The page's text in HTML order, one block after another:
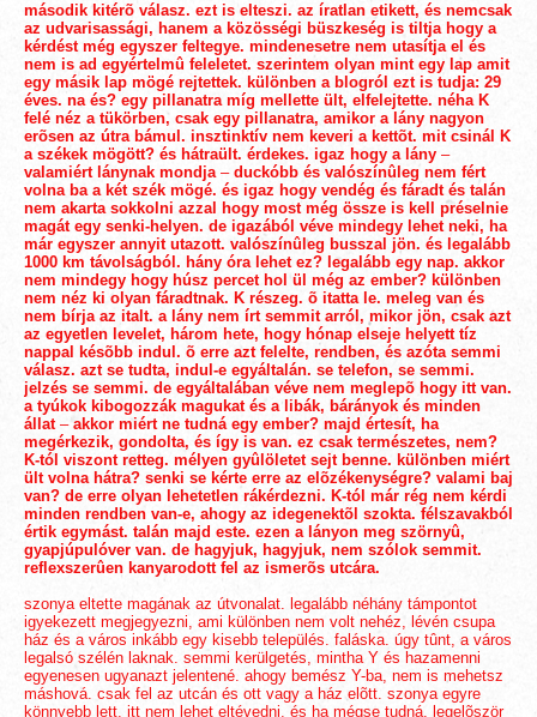
második kitérõ válasz. ezt is elteszi. az íratlan etikett, és nemcsak
az udvarisassági, hanem a közösségi büszkeség is tiltja hogy a
kérdést még egyszer feltegye. mindenesetre nem utasítja el és
nem is ad egyértelmû feleletet. szerintem olyan mint egy lap amit
egy másik lap mögé rejtettek. különben a blogról ezt is tudja: 29
éves. na és? egy pillanatra míg mellette ült, elfelejtette. néha K
felé néz a tükörben, csak egy pillanatra, amikor a lány nagyon
erõsen az útra bámul. insztinktív nem keveri a kettõt. mit csinál K
a székek mögött? és hátraült. érdekes. igaz hogy a lány –
valamiért lánynak mondja– duckóbb és valószínûleg nem fért
volna ba a két szék mögé. és igaz hogy vendég és fáradt és talán
nem akarta sokkolni azzal hogy most még össze is kell préselnie
magát egy senki-helyen. de igazából véve mindegy lehet neki, ha
már egyszer annyit utazott. valószínûleg busszal jön. és legalább
1000 km távolságból. hány óra lehet ez? legalább egy nap. akkor
nem mindegy hogy húsz percet hol ül még az ember? különben
nem néz ki olyan fáradtnak. K részeg. õ itatta le. meleg van és
nem bírja az italt. a lány nem írt semmit arról, mikor jön, csak azt
az egyetlen levelet, három hete, hogy hónap elseje helyett tíz
nappal késõbb indul. õ erre azt felelte, rendben, és azóta semmi
válasz. azt se tudta, indul-e egyáltalán. se telefon, se semmi.
jelzés se semmi. de egyáltalában véve nem meglepõ hogy itt van.
a tyúkok kibogozzák magukat és a libák, bárányok és minden
állat– akkor miért ne tudná egy ember? majd értesít, ha
megérkezik, gondolta, és így is van. ez csak természetes, nem?
K-tól viszont retteg. mélyen gyûlöletet sejt benne. különben miért
ült volna hátra? senki se kérte erre az elõzékenységre? valami baj
van? de erre olyan lehetetlen rákérdezni. K-tól már rég nem kérdi
minden rendben van-e, ahogy az idegenektõl szokta. félszavakból
értik egymást. talán majd este. ezen a lányon meg szörnyû,
gyapjúpulóver van. de hagyjuk, hagyjuk, nem szólok semmit.
reflexszerûen kanyarodott fel az ismerõs utcára.
szonya eltette magának az útvonalat. legalább néhány támpontot
igyekezett megjegyezni, ami különben nem volt nehéz, lévén csupa
ház és a város inkább egy kisebb település. faláska. úgy tûnt, a város
legalsó szélén laknak. semmi kerülgetés, mintha Y és hazamenni
egyenesen ugyanazt jelentené. ahogy bemész Y-ba, nem is mehetsz
máshová. csak fel az utcán és ott vagy a ház elõtt. szonya egyre
könnyebb lett. itt nem lehet eltévedni. és ha mégse tudná, legelõször